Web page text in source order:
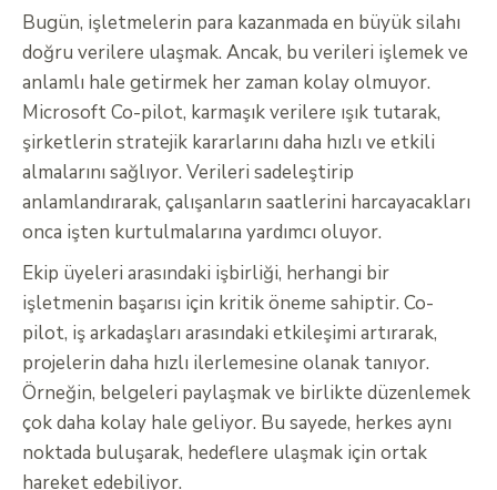
Bugün, işletmelerin para kazanmada en büyük silahı
doğru verilere ulaşmak. Ancak, bu verileri işlemek ve
anlamlı hale getirmek her zaman kolay olmuyor.
Microsoft Co-pilot, karmaşık verilere ışık tutarak,
şirketlerin stratejik kararlarını daha hızlı ve etkili
almalarını sağlıyor. Verileri sadeleştirip
anlamlandırarak, çalışanların saatlerini harcayacakları
onca işten kurtulmalarına yardımcı oluyor.
Ekip üyeleri arasındaki işbirliği, herhangi bir
işletmenin başarısı için kritik öneme sahiptir. Co-
pilot, iş arkadaşları arasındaki etkileşimi artırarak,
projelerin daha hızlı ilerlemesine olanak tanıyor.
Örneğin, belgeleri paylaşmak ve birlikte düzenlemek
çok daha kolay hale geliyor. Bu sayede, herkes aynı
noktada buluşarak, hedeflere ulaşmak için ortak
hareket edebiliyor.